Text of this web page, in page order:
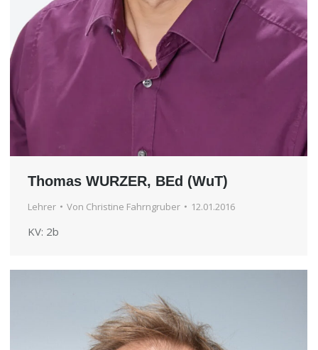
Thomas WURZER, BEd (WuT)
Lehrer Von Christine Fahrngruber 12.01.2016
KV: 2b